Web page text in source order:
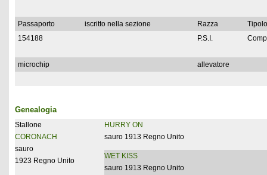
Passaporto iscritto nella sezione Razza
154188
P.S.I.
microchip allevatore
Genealogia
Stallone
CORONACH
sauro
1923 Regno Unito
HURRY ON
sauro 1913 Regno Unito
WET KISS
sauro 1913 Regno Unito